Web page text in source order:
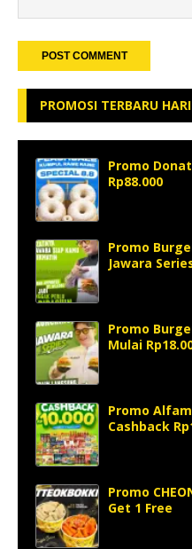
PROMOSI TERBARU
Promo
Rp88.000
Promo
Jawara
Promo
Mulai
Promo
Cashback
Promo
Get 1 Free